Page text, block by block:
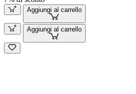
Aggiungi al carrello
Aggiungi al carrello